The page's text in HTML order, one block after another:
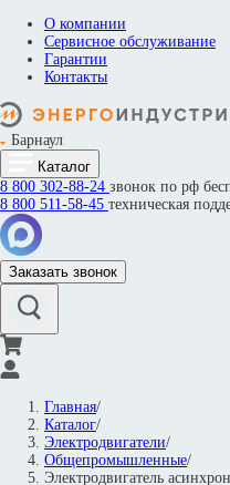
О компании
Сервисное обслуживание
Гарантии
Контакты
Барнаул
Каталог
8 800 302-88-24 звонок по рф
8 800 511-58-45 техническая
Заказать звонок
Главная/
Каталог/
Электродвигатели/
Общепромышленные/
Электродвигатель